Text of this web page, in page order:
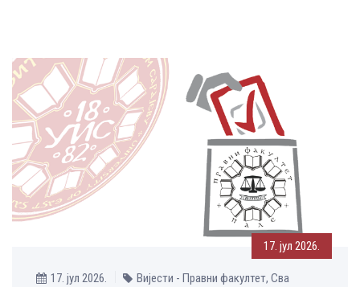
17. јул 2026.
17. јул 2026.
Вијести - Правни факултет, Сва